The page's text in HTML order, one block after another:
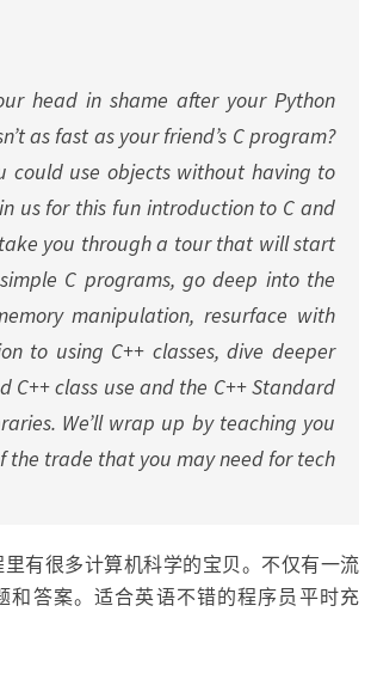
head in shame after your Python
as fast as your friend’s C program?
could use objects without having to
us for this fun introduction to C and
you through a tour that will start
C programs, go deep into the
manipulation, resurface with
to using C++ classes, dive deeper
C++ class use and the C++ Standard
We’ll wrap up by teaching you
the trade that you may need for tech
有很多计算机科学的宝贝。不仅有一流
和答案。适合英语不错的程序员平时充